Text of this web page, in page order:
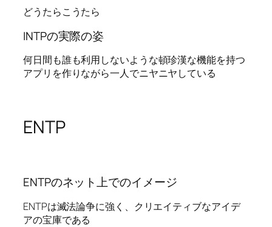
どうたらこうたら
INTPの実際の姿
何日間も誰も利用しないような頓珍漢な機能を持つ
アプリを作りながら一人でニヤニヤしている
ENTP
ENTPのネット上でのイメージ
ENTPは滅法論争に強く、クリエイティブなアイデ
アの宝庫である